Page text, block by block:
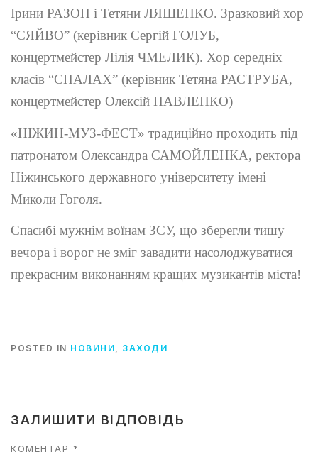
Ірини РАЗОН і Тетяни ЛЯШЕНКО. Зразковий хор
“СЯЙВО” (керівник Сергій ГОЛУБ,
концертмейстер Лілія ЧМЕЛИК). Хор середніх
класів “СПАЛАХ” (керівник Тетяна РАСТРУБА,
концертмейстер Олексій ПАВЛЕНКО)
«НІЖИН-МУЗ-ФЕСТ» традиційно проходить під
патронатом Олександра САМОЙЛЕНКА, ректора
Ніжинського державного університету імені
Миколи Гоголя.
Спасибі мужнім воїнам ЗСУ, що зберегли тишу
вечора і ворог не зміг завадити насолоджуватися
прекрасним виконанням кращих музикантів міста!
POSTED IN НОВИНИ ЗАХОДИ
ЗАЛИШИТИ ВІДПОВІДЬ
КОМЕНТАР *